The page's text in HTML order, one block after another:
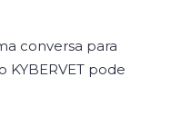
conversa para
KYBERVET pode